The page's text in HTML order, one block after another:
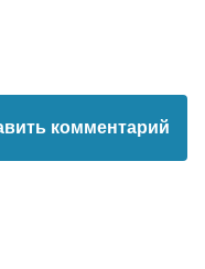
комментарий